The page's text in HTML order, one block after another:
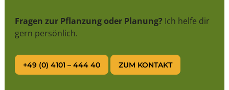
Fragen zur Pflanzung oder Planung? Ich helfe dir
gern persönlich.
+49 (0) 4101 – 444 40 ZUM KONTAKT